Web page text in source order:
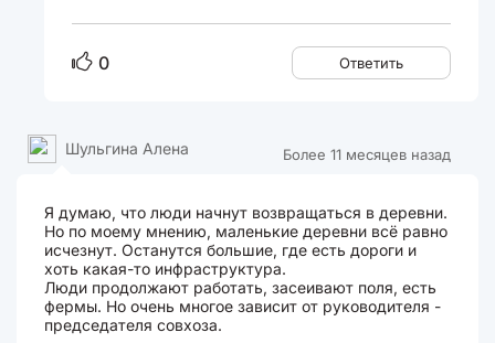
0 Ответить
Более 11 месяцев назад
Шульгина Алена
Я думаю, что люди начнут возвращаться в деревни.
Но по моему мнению, маленькие деревни всё равно
исчезнут. Останутся большие, где есть дороги и
хоть какая-то инфраструктура.
Люди продолжают работать, засеивают поля, есть
фермы. Но очень многое зависит от руководителя -
председателя совхоза.